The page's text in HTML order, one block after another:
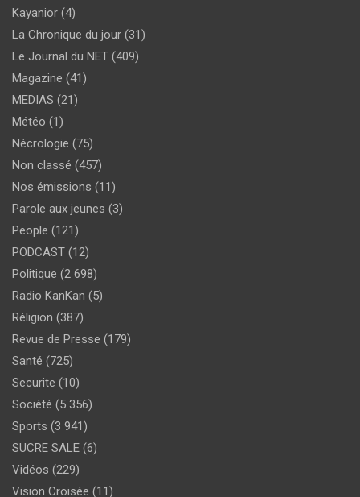
Kayanior (4)
La Chronique du jour (31)
Le Journal du NET (409)
Magazine (41)
MEDIAS (21)
Météo (1)
Nécrologie (75)
Non classé (457)
Nos émissions (11)
Parole aux jeunes (3)
People (121)
PODCAST (12)
Politique (2 698)
Radio KanKan (5)
Réligion (387)
Revue de Presse (179)
Santé (725)
Securite (10)
Société (5 356)
Sports (3 941)
SUCRE SALE (6)
Vidéos (229)
Vision Croisée (11)